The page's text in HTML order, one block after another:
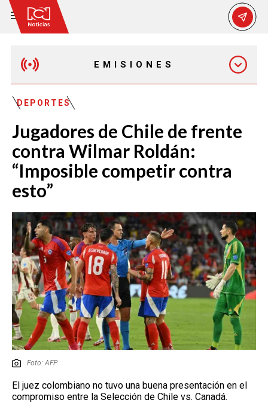
EMISIONES
EMISIÓN 7:00 PM
DEPORTES
Jugadores de Chile de frente
contra Wilmar Roldán:
“Imposible competir contra
esto”
Foto: AFP
El juez colombiano no tuvo una buena presentación en el
compromiso entre la Selección de Chile vs. Canadá.